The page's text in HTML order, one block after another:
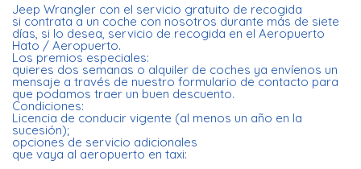
Jeep Wrangler con el servicio gratuito de recogida
si contrata a un coche con nosotros durante más de siete
días, si lo desea, servicio de recogida en el Aeropuerto
Hato / Aeropuerto.
Los premios especiales:
quieres dos semanas o alquiler de coches ya envíenos un
mensaje a través de nuestro formulario de contacto para
que podamos traer un buen descuento.
Condiciones:
Licencia de conducir vigente (al menos un año en la
sucesión);
opciones de servicio adicionales
que vaya al aeropuerto en taxi: